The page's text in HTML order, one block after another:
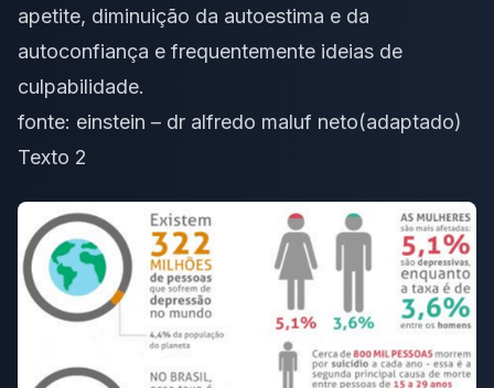
apetite, diminuição da autoestima e da
autoconfiança e frequentemente ideias de
culpabilidade.
fonte: einstein – dr alfredo maluf neto(adaptado)
Texto 2